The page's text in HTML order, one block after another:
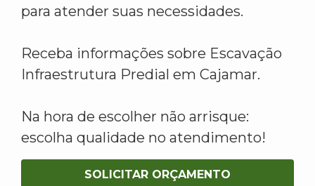
para atender suas necessidades.
Receba informações sobre Escavação
Infraestrutura Predial em Cajamar.
Na hora de escolher não arrisque:
escolha qualidade no atendimento!
SOLICITAR ORÇAMENTO